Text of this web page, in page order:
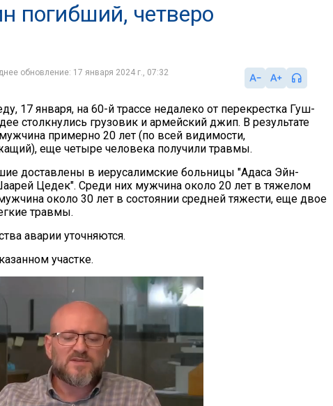
погибший, четверо
обновление: 17 января 2024 г., 07:32
17 января, на 60-й трассе недалеко от перекрестка Гуш-
столкнулись грузовик и армейский джип. В результате
примерно 20 лет (по всей видимости,
еще четыре человека получили травмы.
доставлены в иерусалимские больницы "Адаса Эйн-
Цедек". Среди них мужчина около 20 лет в тяжелом
около 30 лет в состоянии средней тяжести, еще двое
травмы.
аварии уточняются.
участке.